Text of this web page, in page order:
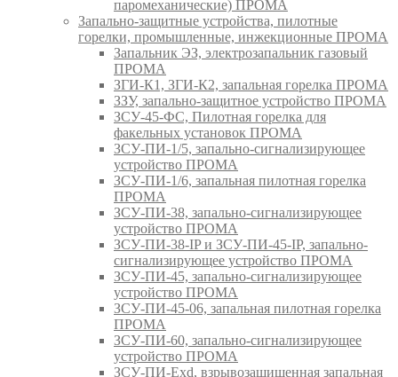
паромеханические) ПРОМА
Запально-защитные устройства, пилотные
горелки, промышленные, инжекционные ПРОМА
Запальник ЭЗ, электрозапальник газовый
ПРОМА
ЗГИ-К1, ЗГИ-К2, запальная горелка ПРОМА
ЗЗУ, запально-защитное устройство ПРОМА
ЗСУ-45-ФС, Пилотная горелка для
факельных установок ПРОМА
ЗСУ-ПИ-1/5, запально-сигнализирующее
устройство ПРОМА
ЗСУ-ПИ-1/6, запальная пилотная горелка
ПРОМА
ЗСУ-ПИ-38, запально-сигнализирующее
устройство ПРОМА
ЗСУ-ПИ-38-IP и ЗСУ-ПИ-45-IP, запально-
сигнализирующее устройство ПРОМА
ЗСУ-ПИ-45, запально-сигнализирующее
устройство ПРОМА
ЗСУ-ПИ-45-06, запальная пилотная горелка
ПРОМА
ЗСУ-ПИ-60, запально-сигнализирующее
устройство ПРОМА
ЗСУ-ПИ-Exd, взрывозащищенная запальная